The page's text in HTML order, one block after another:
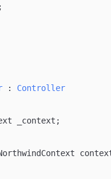
: Controller
_context;